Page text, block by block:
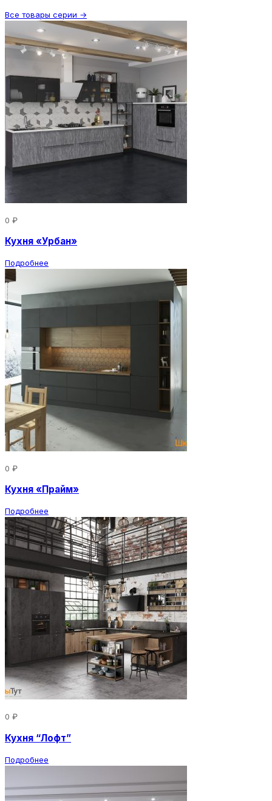
Все товары серии →
0 ₽
Кухня «Урбан»
Подробнее
0 ₽
Кухня «Прайм»
Подробнее
0 ₽
Кухня “Лофт”
Подробнее